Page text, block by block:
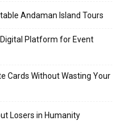
Andaman Island Tours
Platform for Event
Cards Without Wasting Your
Losers in Humanity